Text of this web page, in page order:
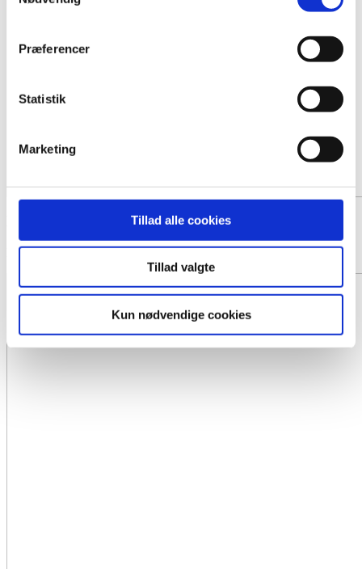
Præferencer
Statistik
Marketing
Tillad alle cookies
Tillad valgte
Kun nødvendige cookies
Fra 1500,- DKK